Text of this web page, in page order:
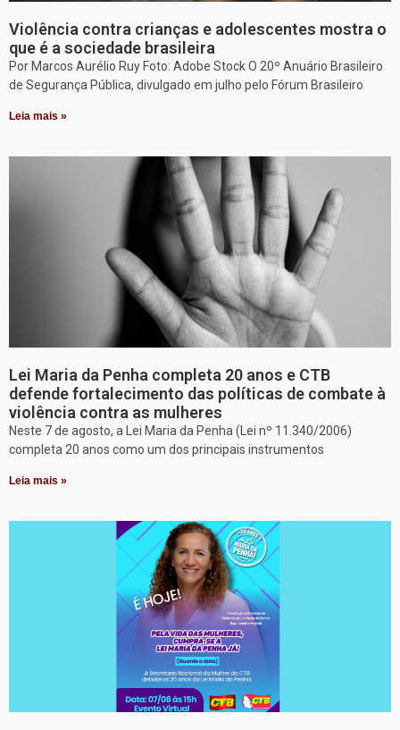
Violência contra crianças e adolescentes mostra o
que é a sociedade brasileira
Por Marcos Aurélio Ruy Foto: Adobe Stock O 20º Anuário Brasileiro
de Segurança Pública, divulgado em julho pelo Fórum Brasileiro
Leia mais »
Lei Maria da Penha completa 20 anos e CTB
defende fortalecimento das políticas de combate à
violência contra as mulheres
Neste 7 de agosto, a Lei Maria da Penha (Lei nº 11.340/2006)
completa 20 anos como um dos principais instrumentos
Leia mais »